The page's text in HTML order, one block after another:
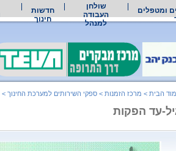
ומטפלים
שולחן
העבודה
למנהל
חדשות
חינוך
הבית > מרכז הזמנות > ספקי השירותים למערכת החינוך >
עד הפקות